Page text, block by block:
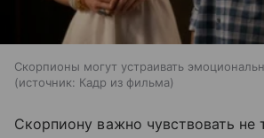
Скорпионы могут устраивать
источник: Кадр из фильма
Скорпиону важно чувствовать не